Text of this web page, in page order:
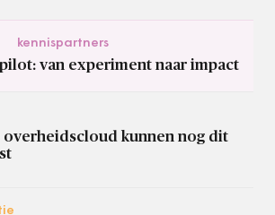
kennispartners
van experiment naar impact
overheidscloud kunnen nog dit